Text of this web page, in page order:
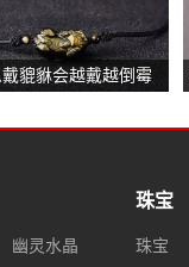
貔貅会越戴越倒霉
幽灵水晶
珠宝
珠宝